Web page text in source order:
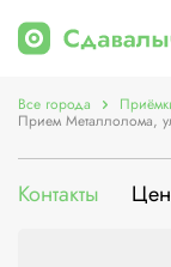
Все города
Прием Металлолома,
Контакты